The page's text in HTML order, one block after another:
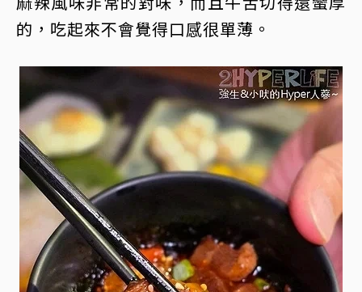
的，吃起來不會覺得口感很單薄。